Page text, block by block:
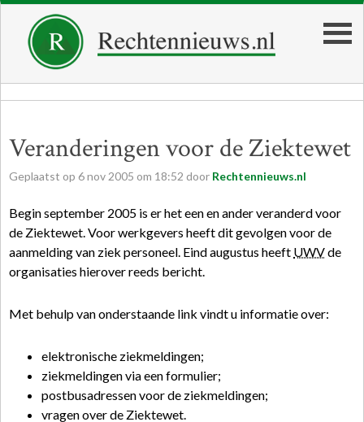
Veranderingen voor de Ziektewet
Geplaatst op 6nov 2005 om 18:52 door Rechtennieuws.nl
Begin september 2005 is er het een en ander veranderd voor
de Ziektewet. Voor werkgevers heeft dit gevolgen voor de
aanmelding van ziek personeel. Eind augustus heeft UWVde
organisaties hierover reeds bericht.
Met behulp van onderstaande link vindt u informatie over:
elektronische ziekmeldingen;
ziekmeldingen via een formulier;
postbusadressen voor de ziekmeldingen;
vragen over de Ziektewet.